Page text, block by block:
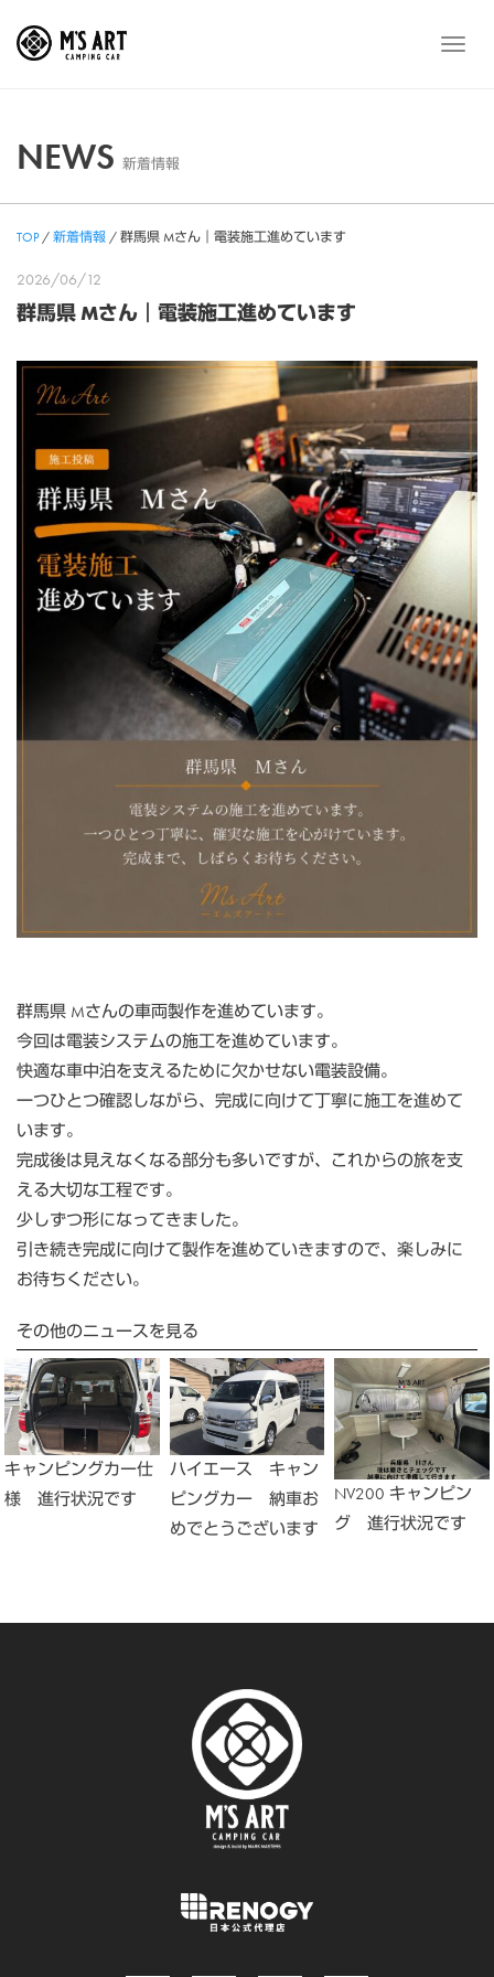
メ
NEWS 新着情報
TOP/新着情報 /群馬県 Mさん｜電装施工進めています
2026/06/12
群馬県 Mさん｜電装施工進めています
群馬県 Mさんの車両製作を進めています。
今回は電装システムの施工を進めています。
快適な車中泊を支えるために欠かせない電装設備。
一つひとつ確認しながら、完成に向けて丁寧に施工を進めて
います。
完成後は見えなくなる部分も多いですが、これからの旅を支
える大切な工程です。
少しずつ形になってきました。
引き続き完成に向けて製作を進めていきますので、楽しみに
お待ちください。
その他のニュースを見る
キャンピングカー仕
様 進行状況です
ハイエース キャン
ピングカー 納車お
めでとうございます
NV200 キャンピン
グ 進行状況です